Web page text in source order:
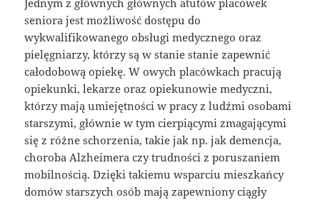
seniora jest możliwość dostępu do
wykwalifikowanego obsługi medycznego oraz
pielęgniarzy, którzy są w stanie stanie zapewnić
całodobową opiekę. W owych placówkach pracują
opiekunki, lekarze oraz opiekunowie medyczni,
którzy mają umiejętności w pracy z ludźmi osobami
starszymi, głównie w tym cierpiącymi zmagającymi
się z różne schorzenia, takie jak np. jak demencja,
choroba Alzheimera czy trudności z poruszaniem
mobilnością. Dzięki takiemu wsparciu mieszkańcy
domów starszych osób mają zapewniony ciągły